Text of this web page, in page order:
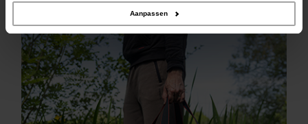
Aanpassen